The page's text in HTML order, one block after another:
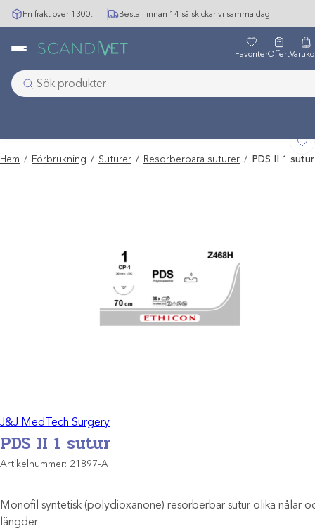
Hoppa
till
Fri frakt över 1300:- Beställ innan 14 så skickar vi samma dag
FavoriterOffert
Hem / Förbrukning / Suturer / Resorberbara suturer / PDS II 1 sutur
J&J MedTech Surgery
PDS II 1 sutur
Artikelnummer: 21897-A
Monofil syntetisk (polydioxanone) resorberbar sutur olika nålar
längder